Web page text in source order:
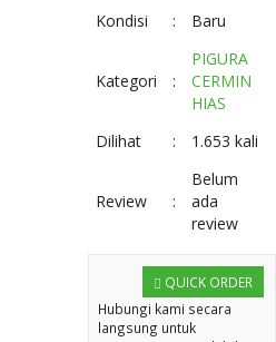
Kondisi
: Baru
Kategori :
PIGURA
CERMIN
HIAS
Dilihat
: 1.653 kali
Review :
Belum
ada
review
QUICK ORDER
Hubungi kami secara
langsung untuk